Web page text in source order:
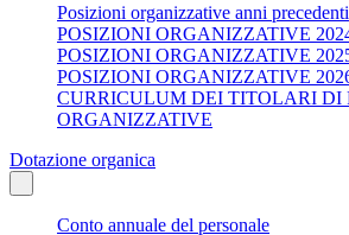
Posizioni organizzative anni precedenti
POSIZIONI ORGANIZZATIVE
POSIZIONI ORGANIZZATIVE
POSIZIONI ORGANIZZATIVE
CURRICULUM DEI TITOLARI DI
ORGANIZZATIVE
Dotazione organica
Conto annuale del personale